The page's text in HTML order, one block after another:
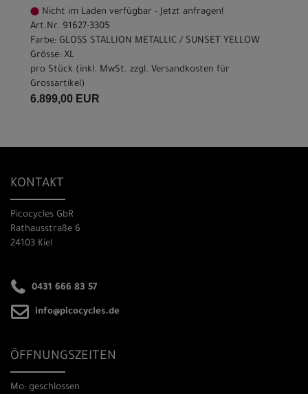
Nicht im Laden verfügbar - Jetzt anfragen!
Art.Nr. 91627-3305
Farbe: GLOSS STALLION METALLIC / SUNSET YELLOW
Grösse: XL
pro Stück (inkl. MwSt. zzgl. Versandkosten für
Grossartikel)
6.899,00 EUR
KONTAKT
Picocycles GbR
Rathausstraße 6
24103 Kiel
0431 666 83 57
info@picocycles.de
ÖFFNUNGSZEITEN
Mo: geschlossen